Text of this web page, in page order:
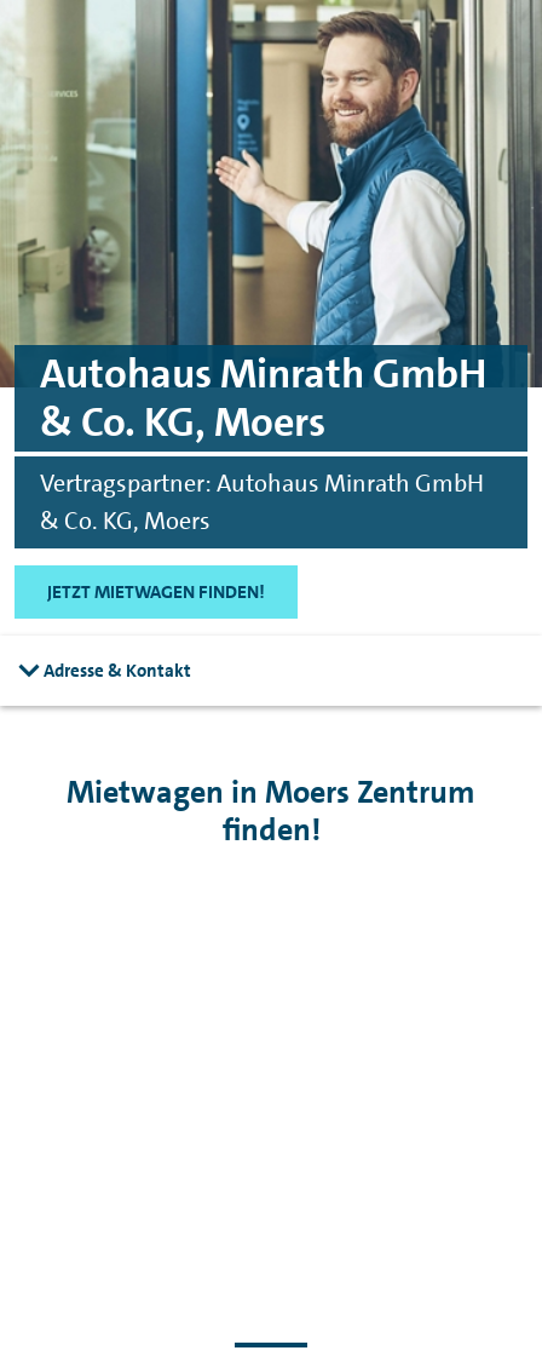
Skip to main content
Skip to footer
Autohaus Minrath GmbH
& Co. KG, Moers
Vertragspartner: Autohaus Minrath GmbH
& Co. KG, Moers
JETZT MIETWAGEN FINDEN!
Adresse & Kontakt
Mietwagen in Moers Zentrum
finden!